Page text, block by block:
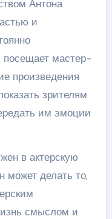
Антона
и
посещает мастер-
произведения
зрителям
им эмоции
в актерскую
может делать то,
смыслом и